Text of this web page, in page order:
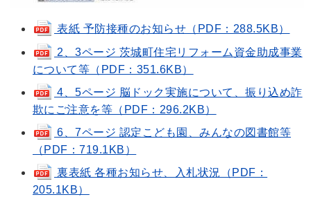
表紙 予防接種のお知らせ（PDF：288.5KB）
2、3ページ 茨城町住宅リフォーム資金助成事業
について等（PDF：351.6KB）
4、5ページ 脳ドック実施について、振り込め詐
欺にご注意を等（PDF：296.2KB）
6、7ページ 認定こども園、みんなの図書館等
（PDF：719.1KB）
裏表紙 各種お知らせ、入札状況（PDF：
205.1KB）